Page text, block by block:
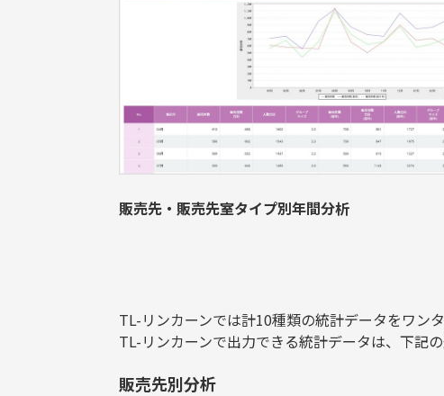
販売先・販売先室タイプ別年間分析
TL-リンカーンでは計10種類の統計データをワン
TL-リンカーンで出力できる統計データは、下記の
販売先別分析